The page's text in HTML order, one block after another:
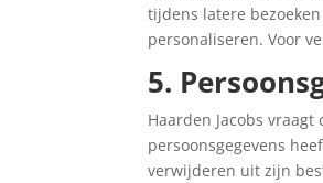
tijdens latere
personaliseren. Voor
5.
Haarden Jacobs
persoonsgegevens
verwijderen uit zijn